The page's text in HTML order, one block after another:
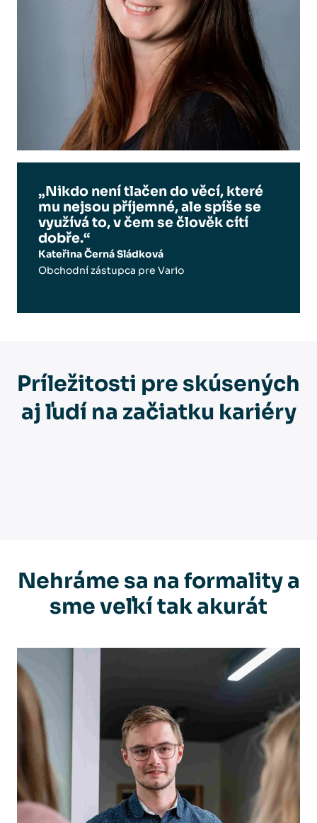
„Nikdo není tlačen do věcí, které
mu nejsou příjemné, ale spíše se
využívá to, v čem se člověk cítí
dobře.“
Kateřina Černá Sládková
Obchodní zástupca pre Vario
Príležitosti pre skúsených
aj ľudí na začiatku kariéry
Nehráme sa na formality a
sme veľkí tak akurát